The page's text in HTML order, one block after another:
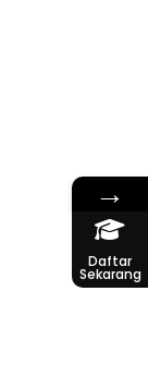
→
Daftar
Sekarang